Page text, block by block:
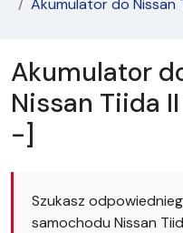
Akumulator do Nissan
Akumulator
Nissan Tiida
-]
Szukasz
samochodu Nissan